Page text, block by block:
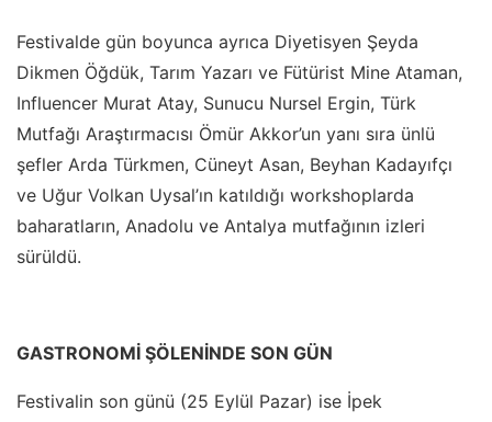
Festivalde gün boyunca ayrıca Diyetisyen Şeyda
Dikmen Öğdük, Tarım Yazarı ve Fütürist Mine Ataman,
Influencer Murat Atay, Sunucu Nursel Ergin, Türk
Mutfağı Araştırmacısı Ömür Akkor’un yanı sıra ünlü
şefler Arda Türkmen, Cüneyt Asan, Beyhan Kadayıfçı
ve Uğur Volkan Uysal’ın katıldığı workshoplarda
baharatların, Anadolu ve Antalya mutfağının izleri
sürüldü.
GASTRONOMİ ŞÖLENİNDE SON GÜN
Festivalin son günü (25 Eylül Pazar) ise İpek